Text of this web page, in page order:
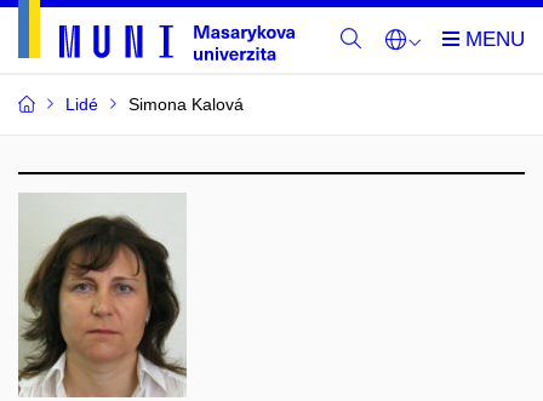
Lidé Simona Kalová